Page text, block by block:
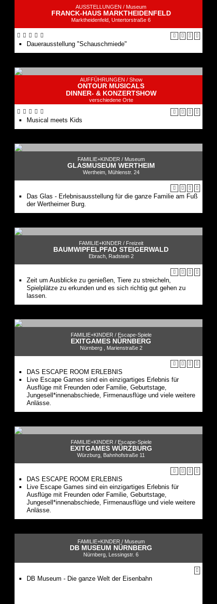
AUSSTELLUNGEN / Museum
FRANCK-HAUS MARKTHEIDENFELD
Marktheidenfeld, Untertorstraße 6
Dauerausstellung "Schauschmiede"
AUFFÜHRUNGEN / Show
ONTOUR MUSICALS
DINNER- & KONZERTSHOW
verschiedene Orte
Musical meets Kids
FAMILIE+KINDER / Museum
GLASMUSEUM WERTHEIM
Wertheim, Mühlenstr. 24
Das Glas - Erlebnisausstellung für die ganze Familie am Fuß
der Wertheimer Burg.
FAMILIE+KINDER / Freizeit
BAUMWIPFELPFAD STEIGERWALD
Ebrach, Radstein 2
Zeit um Ausblicke zu genießen, Tiere zu streicheln,
Spielplätze zu erkunden und es sich richtig gut gehen zu
lassen.
FAMILIE+KINDER / Escape-Spiele
EXITGAMES NÜRNBERG
Nürnberg , Marienstraße 2
DAS ESCAPE ROOM ERLEBNIS
Live Escape Games sind ein einzigartiges Erlebnis für
Ausflüge mit Freunden oder Familie, Geburtstage,
Jungesell*innenabschiede, Firmenausflüge und viele weitere
Anlässe.
FAMILIE+KINDER / Escape-Spiele
EXITGAMES WÜRZBURG
Würzburg, Bahnhofstraße 11
DAS ESCAPE ROOM ERLEBNIS
Live Escape Games sind ein einzigartiges Erlebnis für
Ausflüge mit Freunden oder Familie, Geburtstage,
Jungesell*innenabschiede, Firmenausflüge und viele weitere
Anlässe.
FAMILIE+KINDER / Museum
DB MUSEUM NÜRNBERG
Nürnberg, Lessingstr. 6
DB Museum - Die ganze Welt der Eisenbahn